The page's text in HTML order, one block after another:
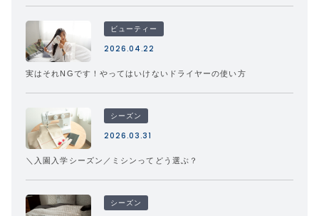
ビューティー
2026.04.22
実はそれNGです！やってはいけないドライヤーの使い方
シーズン
2026.03.31
＼入園入学シーズン／ミシンってどう選ぶ？
シーズン